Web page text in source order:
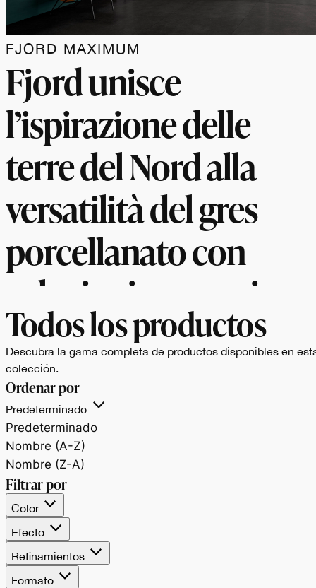
FJORD MAXIMUM
Fjord unisce
l’ispirazione delle
terre del Nord alla
versatilità del gres
porcellanato con
soluzioni per ogni
esigenza di design.
Todos los productos
Descubra la gama completa de productos disponibles en
colección.
Ordenar por
Predeterminado
Predeterminado
Nombre (A-Z)
Nombre (Z-A)
Filtrar por
Color
Efecto
Refinamientos
Formato